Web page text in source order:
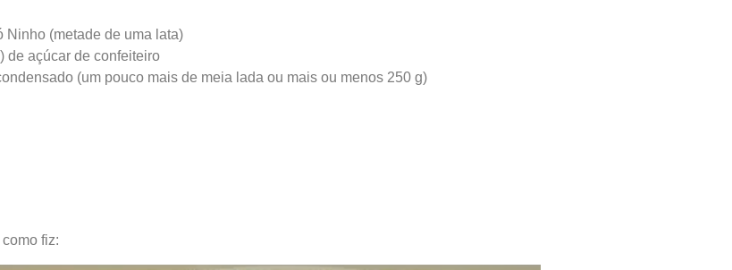
Ninho (metade de uma lata)
de açúcar de confeiteiro
(um pouco mais de meia lada ou mais ou menos 250 g)
fiz: